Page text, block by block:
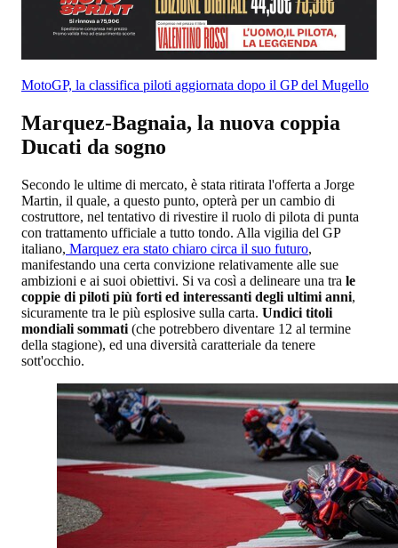
MotoGP, la classifica piloti aggiornata dopo il GP del Mugello
Marquez-Bagnaia, la nuova coppia
Ducati da sogno
Secondo le ultime di mercato, è stata ritirata l'offerta a Jorge
Martin, il quale, a questo punto, opterà per un cambio di
costruttore, nel tentativo di rivestire il ruolo di pilota di punta
con trattamento ufficiale a tutto tondo. Alla vigilia del GP
italiano, Marquez era stato chiaro circa il suo futuro,
manifestando una certa convizione relativamente alle sue
ambizioni e ai suoi obiettivi. Si va così a delineare una tra le
coppie di piloti più forti ed interessanti degli ultimi anni,
sicuramente tra le più esplosive sulla carta. Undici titoli
mondiali sommati (che potrebbero diventare 12 al termine
della stagione), ed una diversità caratteriale da tenere
sott'occhio.